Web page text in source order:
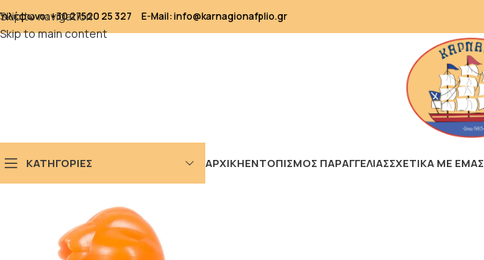
Skip to navigation
Skip to main content
+30 27520 25 327 E-Mail: info@karnagionafplio.gr
ΚΑΤΗΓΟΡΙΕΣ ΑΡΧΙΚΗΕΝΤΟΠΙΣΜΟΣ ΠΑΡΑΓΓΕΛΙΑΣΣΧΕΤΙΚΑ ΜΕ ΕΜΑΣ